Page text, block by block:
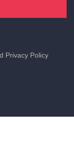
Privacy Policy